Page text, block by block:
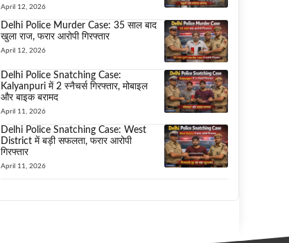
April 12, 2026
Delhi Police Murder Case: 35 साल बाद
खुला राज, फरार आरोपी गिरफ्तार
April 12, 2026
Delhi Police Snatching Case:
Kalyanpuri में 2 स्नैचर्स गिरफ्तार, मोबाइल
और बाइक बरामद
April 11, 2026
Delhi Police Snatching Case: West
District में बड़ी सफलता, फरार आरोपी
गिरफ्तार
April 11, 2026